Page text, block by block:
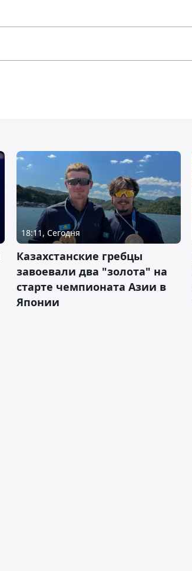
18:11, Сегодня
Казахстанские гребцы
завоевали два "золота" на
старте чемпионата Азии в
Японии